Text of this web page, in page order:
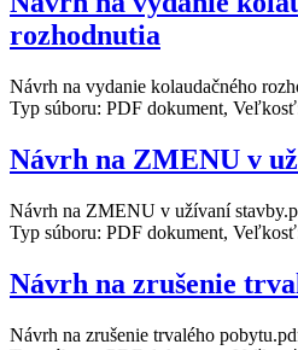
rozhodnutia
Návrh na vydanie kolaudačného
Typ súboru: PDF dokument,
Návrh na ZMENU v
Návrh na ZMENU v užívaní
Typ súboru: PDF dokument,
Návrh na zrušenie
Návrh na zrušenie trvalého